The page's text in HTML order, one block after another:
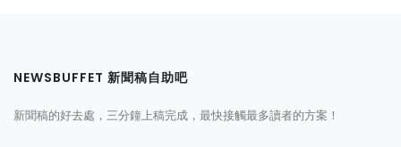
NEWSBUFFET 新聞稿自助吧
新聞稿的好去處，三分鐘上稿完成，最快接觸最多讀者的方案！